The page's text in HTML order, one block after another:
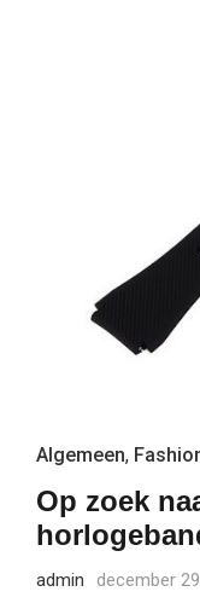
Algemeen,
Op zoek
admin december